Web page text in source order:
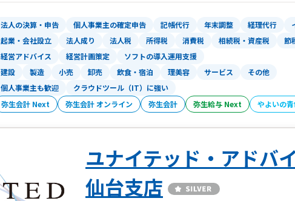
法人の決算・申告 個人事業主の確定申告 記帳代行 年末調整 経理代行
起業・会社設立
法人成り 法人税 所得税 消費税 相続税・資産税 節
経営アドバイス
経営計画策定 ソフトの導入運用支援
建設 製造 小売 卸売 飲食・宿泊 理美容 サービス その他
個人事業主も歓迎 クラウドツール（IT）に強い
弥生会計 Next 弥生会計 オンライン 弥生会計 弥生給与 Next やよいの
ユナイテッド・アドバ
仙台支店